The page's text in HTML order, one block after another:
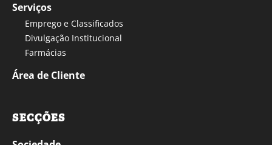
Serviços
Emprego e Classificados
Divulgação Institucional
Farmácias
Área de Cliente
SECÇÕES